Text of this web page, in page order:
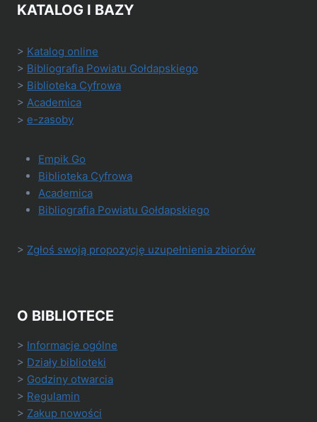
KATALOG I BAZY
> Katalog online
> Bibliografia Powiatu Gołdapskiego
> Biblioteka Cyfrowa
> Academica
> e-zasoby
Empik Go
Biblioteka Cyfrowa
Academica
Bibliografia Powiatu Gołdapskiego
> Zgłoś swoją propozycję uzupełnienia zbiorów
O BIBLIOTECE
> Informacje ogólne
> Działy biblioteki
> Godziny otwarcia
> Regulamin
> Zakup nowości